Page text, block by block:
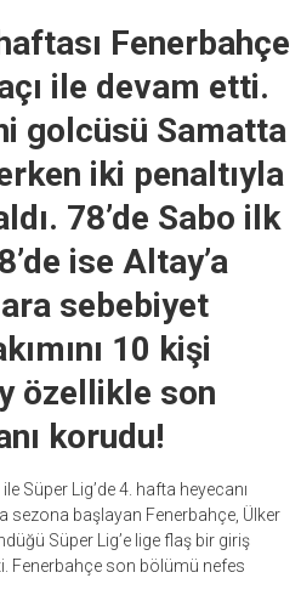
Fenerbahçe
ile devam etti.
golcüsü Samatta
iki penaltıyla
78’de Sabo ilk
ise Altay’a
sebebiyet
10 kişi
özellikle son
korudu!
Süper Lig’de 4. hafta heyecanı
sezona başlayan Fenerbahçe, Ülker
Süper Lig’e lige flaş bir giriş
Fenerbahçe son bölümü nefes